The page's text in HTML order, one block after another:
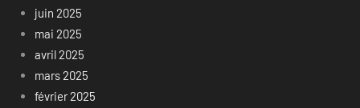
juin 2025
mai 2025
avril 2025
mars 2025
février 2025